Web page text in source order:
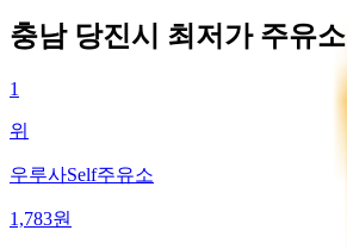
충남 당진시 최저가 주유소
1
위
우루사Self주유소
1,783원